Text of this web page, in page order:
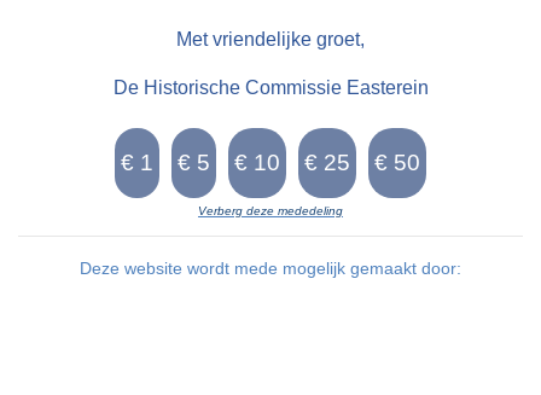
Met vriendelijke groet,
De Historische Commissie Easterein
Verberg deze mededeling
Deze website wordt mede mogelijk gemaakt door: